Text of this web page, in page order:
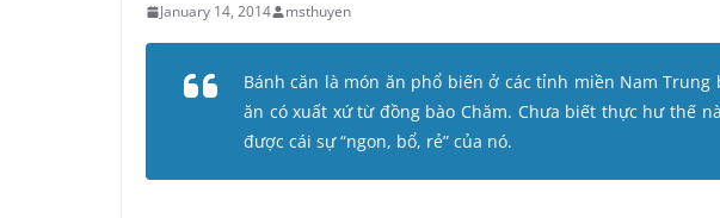
January 14, 2014 msthuyen
Bánh căn là món ăn phổ biến ở các tỉnh miền Nam Trung
ăn có xuất xứ từ đồng bào Chăm. Chưa biết thực hư thế
được cái sự “ngon, bổ, rẻ” của nó.